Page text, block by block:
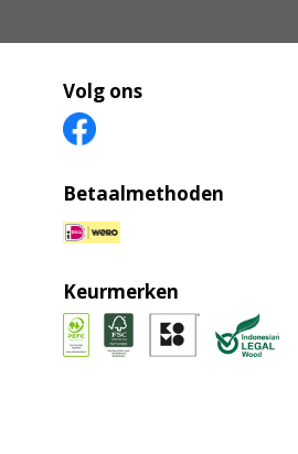
Volg ons
Betaalmethoden
Keurmerken